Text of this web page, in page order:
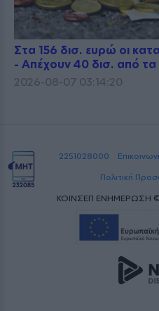
Στα 156 δισ. ευρώ οι
- Απέχουν 40 δισ. από τα
2026-08-07 03:14:20
2251028000
Πολιτική
ΚΟΙΝΣΕΠ ΕΝΗΜΕΡΩΣΗ ©